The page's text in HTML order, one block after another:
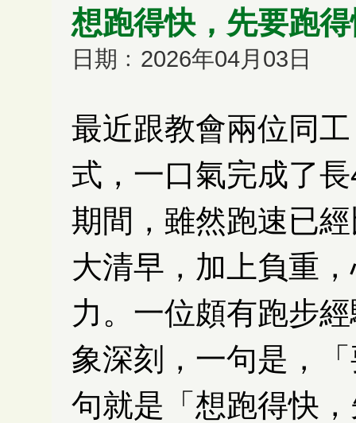
想跑得快，先要跑
日期﹕2026年04月03日
最近跟教會兩位同
式，一口氣完成了
期間，雖然跑速已
大清早，加上負重
力。一位頗有跑步
象深刻，一句是，
句就是「想跑得快